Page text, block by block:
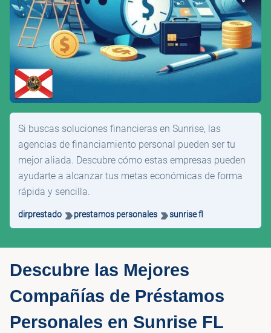
Si buscas soluciones financieras en Sunrise, las
agencias de financiamiento personal pueden ser tu
mejor aliada. Descubre cómo estas empresas pueden
ayudarte a alcanzar tus metas económicas de forma
rápida y sencilla.
dirprestado prestamos personales sunrise fl
Descubre las Mejores
Compañías de Préstamos
Personales en Sunrise FL